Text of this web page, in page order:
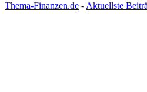
Thema-Finanzen.de - Aktuellste